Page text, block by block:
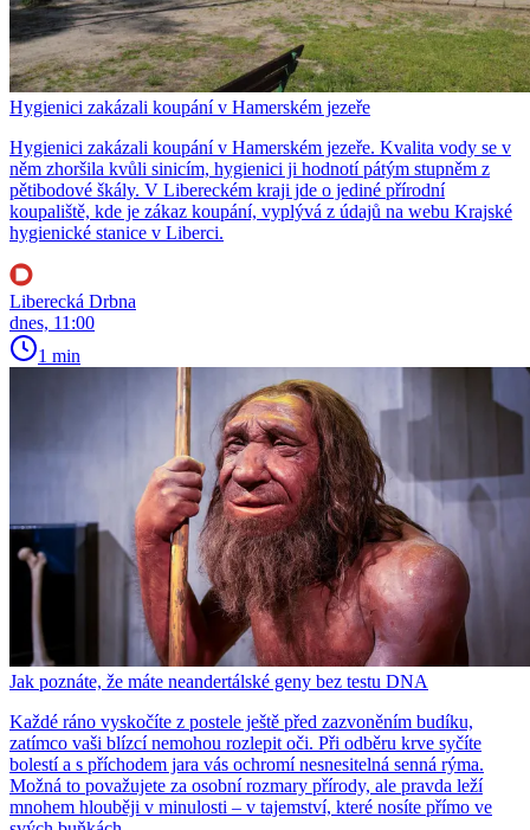
Hygienici zakázali koupání v Hamerském jezeře
Hygienici zakázali koupání v Hamerském jezeře. Kvalita vody se v
něm zhoršila kvůli sinicím, hygienici ji hodnotí pátým stupněm z
pětibodové škály. V Libereckém kraji jde o jediné přírodní
koupaliště, kde je zákaz koupání, vyplývá z údajů na webu Krajské
hygienické stanice v Liberci.
Liberecká Drbna
dnes, 11:00
1 min
Jak poznáte, že máte neandertálské geny bez testu DNA
Každé ráno vyskočíte z postele ještě před zazvoněním budíku,
zatímco vaši blízcí nemohou rozlepit oči. Při odběru krve syčíte
bolestí a s příchodem jara vás ochromí nesnesitelná senná rýma.
Možná to považujete za osobní rozmary přírody, ale pravda leží
mnohem hlouběji v minulosti – v tajemství, které nosíte přímo ve